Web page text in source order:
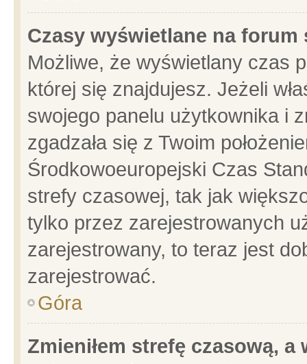
Czasy wyświetlane na forum
Możliwe, że wyświetlany czas
której się znajdujesz. Jeżeli
swojego panelu użytkownika i
zgadzała się z Twoim
Środkowoeuropejski Czas
strefy czasowej, tak jak
tylko przez zarejestrowanych
zarejestrowany, to teraz jest
zarejestrować.
Góra
Zmieniłem strefę czasową,